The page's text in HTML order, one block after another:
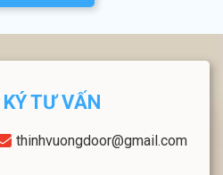
TƯ VẤN
thinhvuongdoor@gmail.com